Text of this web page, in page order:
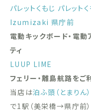
パレットくもじ パレット
Izumizaki 県庁前
電動キックボード・電動
ティ
LUUP LIME
フェリー・離島航路をご
当店は泊ふ頭（とまりん）
で1駅（美栄橋→県庁前